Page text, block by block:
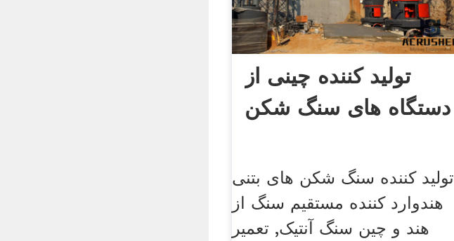
تولید کننده چینی از
دستگاه های سنگ شکن
تولید کننده سنگ شکن های بتنی
هندوارد کننده مستقیم سنگ از
هند و چین سنگ آنتیک, تعمیر